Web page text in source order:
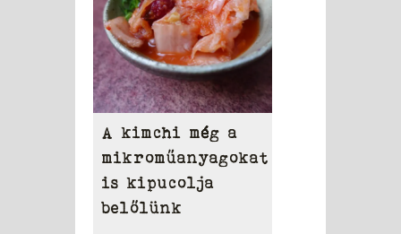
A kimchi még a
mikroműanyagokat
is kipucolja
belőlünk